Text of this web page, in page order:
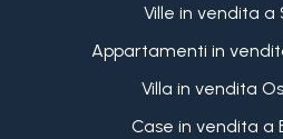
Ville in vendita a
Appartamenti in
Villa in vendita
Case in vendita a